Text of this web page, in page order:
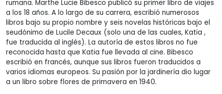
rumana. Marthe Lucie Bibesco publicó su primer libro de viajes
a los 18 años. A lo largo de su carrera, escribió numerosos
libros bajo su propio nombre y seis novelas históricas bajo el
seudónimo de Lucile Decaux (solo una de las cuales, Katia ,
fue traducida al inglés). La autoría de estos libros no fue
reconocida hasta que Katia fue llevada al cine. Bibesco
escribió en francés, aunque sus libros fueron traducidos a
varios idiomas europeos. Su pasión por la jardinería dio lugar
a un libro sobre flores de primavera en 1940.